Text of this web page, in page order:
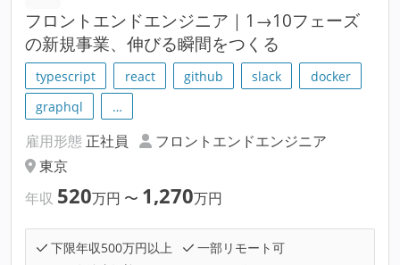
フロントエンドエンジニア｜1→10フェーズ
の新規事業、伸びる瞬間をつくる
typescript react github slack
docker
graphql
…
雇用形態 正社員
フロントエンドエンジニア
東京
年収 520万円 〜 1,270万円
下限年収500万円以上
一部リモート可